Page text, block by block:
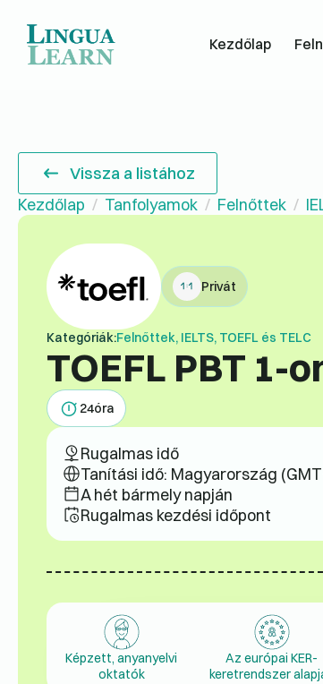
Kezdőlap
Vissza a listához
Kezdőlap
Tanfolyamok Felnőttek
Privát
Kategóriák:Felnőttek, IELTS, TOEFL és TELC
TOEFL PBT 1-
24óra
Rugalmas idő
Tanítási idő: Magyarország
A hét bármely napján
Rugalmas kezdési időpont
Képzett, anyanyelvi
oktatók
Az európai KER-
keretrendszer